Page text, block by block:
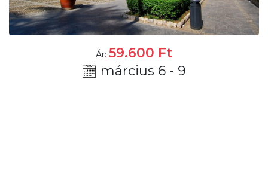
Ár: 59.600 Ft
március 6 - 9